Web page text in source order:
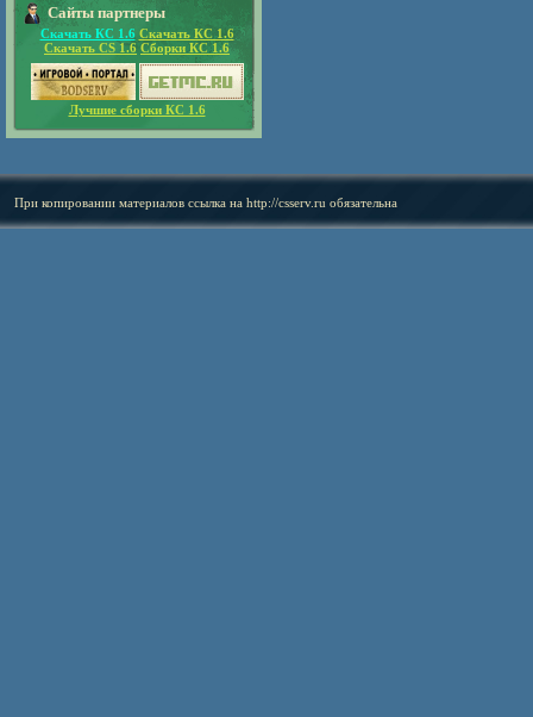
Сайты партнеры
Скачать КС 1.6 Скачать КС 1.6
Скачать CS 1.6 Сборки КС 1.6
Лучшие сборки КС 1.6
При копировании материалов ссылка на http://csserv.ru обязательна